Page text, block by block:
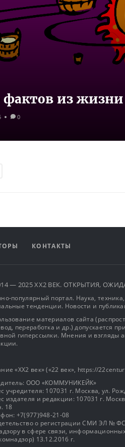
фактов из жизни
0
КОНТАКТЫ
— 2025 XX2 ВЕК. ОТКРЫТИЯ,
популярный портал. Наука,
тенденции. Новости и
материалов сайта
переработка и др.) допускается
гиперссылки. Мнения и взгляды
«XX2 век» («22 век», https://
OOO «КОММУНИКЕЙК»
учредителя: 107031 г. Москва, ул.
издателя и редакции: 107031 г.
18
+7(977)948-21-08
о регистрации СМИ ЭЛ №
в сфере связи,
13.12.2016 г.